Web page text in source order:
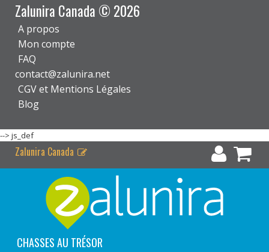
Zalunira Canada © 2026
A propos
Mon compte
FAQ
contact@zalunira.net
CGV et Mentions Légales
Blog
--> js_def
Zalunira Canada
CHASSES AU TRÉSOR